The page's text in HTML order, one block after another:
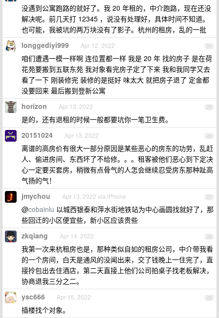
没遇到公寓跑路的就好了。我 20 年租的，中介跑路，现在还没
解决呢。前几天打 12345 ，说没有处理好，具体时间不知道。
也可能，我被坑的两万块没有了影子。杭州的租房，乱的一批
24
longgediyi999 Apr 12, 2022
咱们遭遇一模一样啊 连位置都一样 我是 20 年 找的房子 是在荷
花苑要搬到五联东苑 我对象看完房子定了下来 我和我同学又去
看了一下 刚装修完 装修的是挺好 味太大 就把房子退了 定金都
没要回来 最后搬到登新公寓
25
horizon Apr 13, 2022
是的，还有退租的时候一般都要坑你一笔卫生费。
26
20151024 Apr 13, 2022
离谱的高房价有很大一部分原因是某些恶心的房东的功劳，乱赶
人、偷进房间、东西坏了不给修。。。租客被他们恶心到下定决
心一定要买套房，稍微有点骨气的人怎会继续忍受房东那种趾高
气扬的气！
27
jmychou Apr 13, 2022 via iPhone
@cobainlu 以城西银泰和萍水街地铁站为中心画圆找就好了，那
些回迁的小区便宜些，新小区应该贵些
28
zkqiang Apr 14, 2022
我第一次来杭租房也是，那种类似自如的租房公司，中介带我看
的一个房间，白天是通风的没闻出来，交了钱晚上一住完了，直
接拎包出去住酒店，第二天直接上他们公司拍桌子找老板解决，
协商退我三分之二。
29
ysc666 Apr 15, 2022
插楼找个对象。